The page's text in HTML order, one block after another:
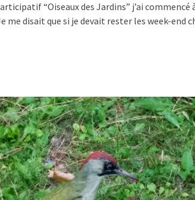
“Oiseaux des Jardins” j’ai
me disait que si je devait rester les week-end